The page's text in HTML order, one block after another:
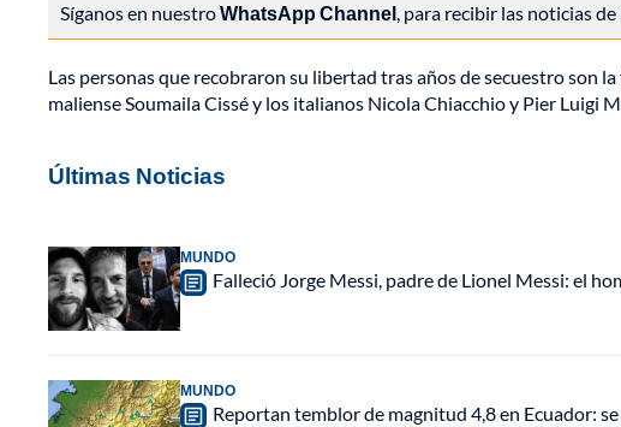
Síganos en nuestroWhatsApp Channel, para recibir las noticias
Las personas que recobraron su libertad tras años de secuestro son
maliense Soumaila Cissé y los italianos Nicola Chiacchio y Pier Luigi
Últimas Noticias
MUNDO
Falleció Jorge Messi, padre de Lionel Messi: el
MUNDO
Reportan temblor de magnitud 4,8 en Ecuador: